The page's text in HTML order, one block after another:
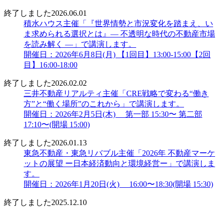
終了しました2026.06.01
積水ハウス主催「『世界情勢と市況変化を踏まえ、い
ま求められる選択とは』― 不透明な時代の不動産市場
を読み解く ―」で講演します。
開催日：2026年6月8日(月) 【1回目】13:00-15:00【2回
目】16:00-18:00
終了しました2026.02.02
三井不動産リアルティ主催「CRE戦略で変わる“働き
方”と“働く場所”のこれから」で講演します。
開催日：2026年2月5日(木) 第一部 15:30〜 第二部
17:10〜(開場 15:00)
終了しました2026.01.13
東急不動産・東急リバブル主催「2026年 不動産マーケ
ットの展望 ー日本経済動向と環境経営ー」で講演しま
す。
開催日：2026年1月20日(火) 16:00〜18:30(開場 15:30)
終了しました2025.12.10